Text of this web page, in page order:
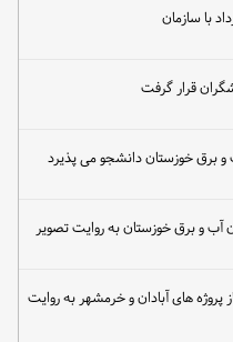
سازمان
قرار گرفت
خوزستان دانشجو می پذیرد
و برق خوزستان به روایت تصویر
های آبادان و خرمشهر به روایت